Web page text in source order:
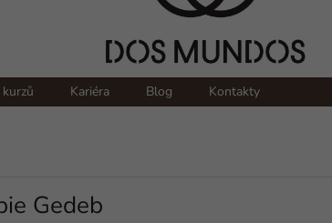
kurzů Kariéra Blog Kontakty
Gedeb